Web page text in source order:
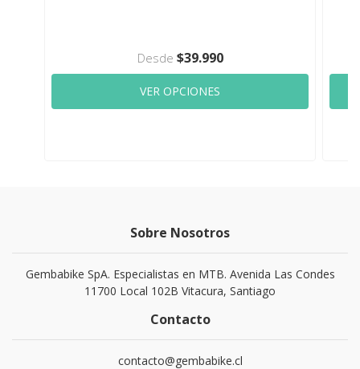
Desde $39.990
VER OPCIONES
Sobre Nosotros
Gembabike SpA. Especialistas en MTB. Avenida Las Condes
11700 Local 102B Vitacura, Santiago
Contacto
contacto@gembabike.cl